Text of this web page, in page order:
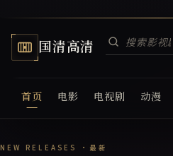
国清高清
首页 电影 电视剧 动漫